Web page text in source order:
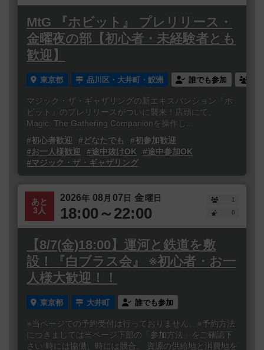
MtG 『ホビット』 プレリリース・
金曜夜の部【初心者・未経験者とも
歓迎】
東京都 品川区・大井町・鮫洲 誰でも参加
マジック・ザ・ギャザリングの新エキスパンション『ホ
ビット』のプレリリースがついに襲来！店頭にて、
Magic: The Gathering Companionを操作し...
#初心者歓迎
#どなたでも
#初参加歓迎
#お一人様歓迎
#途中抜けOK
#途中参加OK
#マジック・ザ・ギャザリング
あと
3人
2026年 08 月 07日 金曜日
18:00～22:00
1
0
【8/7(金)18:00】運河と鉄道を敷
設！『白ブラス会』 ※初心者・お一
人様大歓迎！！
東京都 大井町 誰でも参加
※当ページでの予約受付は行っておりません。※予約方法
につきましては当ページ下部の「参加方法」をご確認下
さい 時には協働、時には競合。 資源の供給地と消費地を